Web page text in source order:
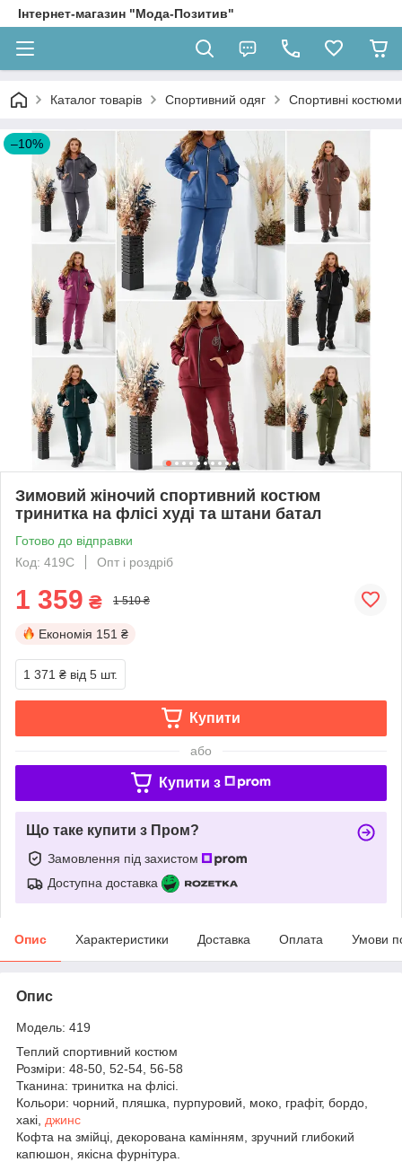
Інтернет-магазин "Мода-Позитив"
Каталог товарів Спортивний одяг Спортивні костюми
–10%
Зимовий жіночий спортивний костюм
тринитка на флісі худі та штани батал
Готово до відправки
Код: 419С
Опт і роздріб
1 359 ₴ 1 510 ₴
Економія 151 ₴
1 371 ₴ від 5 шт.
Купити
або
Купити з
Що таке купити з Пром?
Замовлення під захистом
Доступна доставка
Опис Характеристики Доставка Оплата Умови
Опис
Модель: 419
Теплий спортивний костюм
Розміри: 48-50, 52-54, 56-58
Тканина: тринитка на флісі.
Кольори: чорний, пляшка, пурпуровий, моко, графіт, бордо,
хакі, джинс
Кофта на змійці, декорована камінням, зручний глибокий
капюшон, якісна фурнітура.